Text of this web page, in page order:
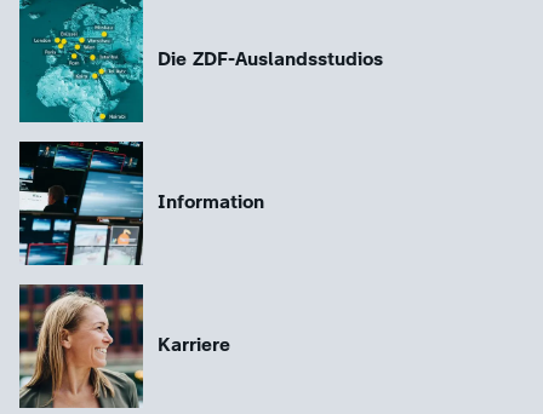
Die ZDF-Auslandsstudios
Information
Karriere